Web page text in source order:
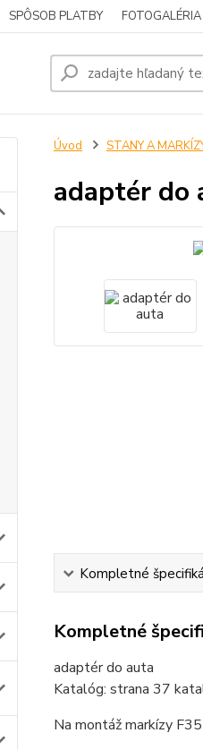
SPÔSOB PLATBY FOTOGALÉRIA
Úvod STANY A
adaptér do
Kompletné
Kompletné
adaptér do auta
Katalóg: strana 37
Na montáž markízy